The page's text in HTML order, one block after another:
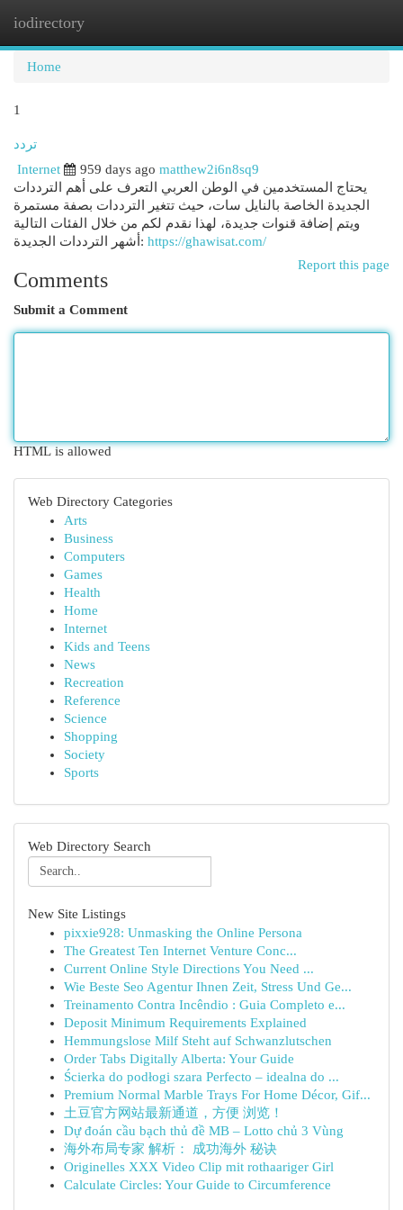
iodirectory
Home
1
تردد
Internet
959 days ago matthew2i6n8sq9
يحتاج المستخدمين في الوطن العربي التعرف على أهم الترددات
الجديدة الخاصة بالنايل سات، حيث تتغير الترددات بصفة مستمرة
ويتم إضافة قنوات جديدة، لهذا نقدم لكم من خلال الفئات التالية
أشهر الترددات الجديدة: https://ghawisat.com/
Report this page
Comments
Submit a Comment
HTML is allowed
Web Directory Categories
Arts
Business
Computers
Games
Health
Home
Internet
Kids and Teens
News
Recreation
Reference
Science
Shopping
Society
Sports
Web Directory Search
New Site Listings
pixxie928: Unmasking the Online Persona
The Greatest Ten Internet Venture Conc...
Current Online Style Directions You Need ...
Wie Beste Seo Agentur Ihnen Zeit, Stress Und Ge...
Treinamento Contra Incêndio : Guia Completo e...
Deposit Minimum Requirements Explained
Hemmungslose Milf Steht auf Schwanzlutschen
Order Tabs Digitally Alberta: Your Guide
Ścierka do podłogi szara Perfecto – idealna do ...
Premium Normal Marble Trays For Home Décor, Gif...
土豆官方网站最新通道，方便 浏览！
Dự đoán cầu bạch thủ đề MB – Lotto chủ 3 Vùng
海外布局专家 解析： 成功海外 秘诀
Originelles XXX Video Clip mit rothaariger Girl
Calculate Circles: Your Guide to Circumference